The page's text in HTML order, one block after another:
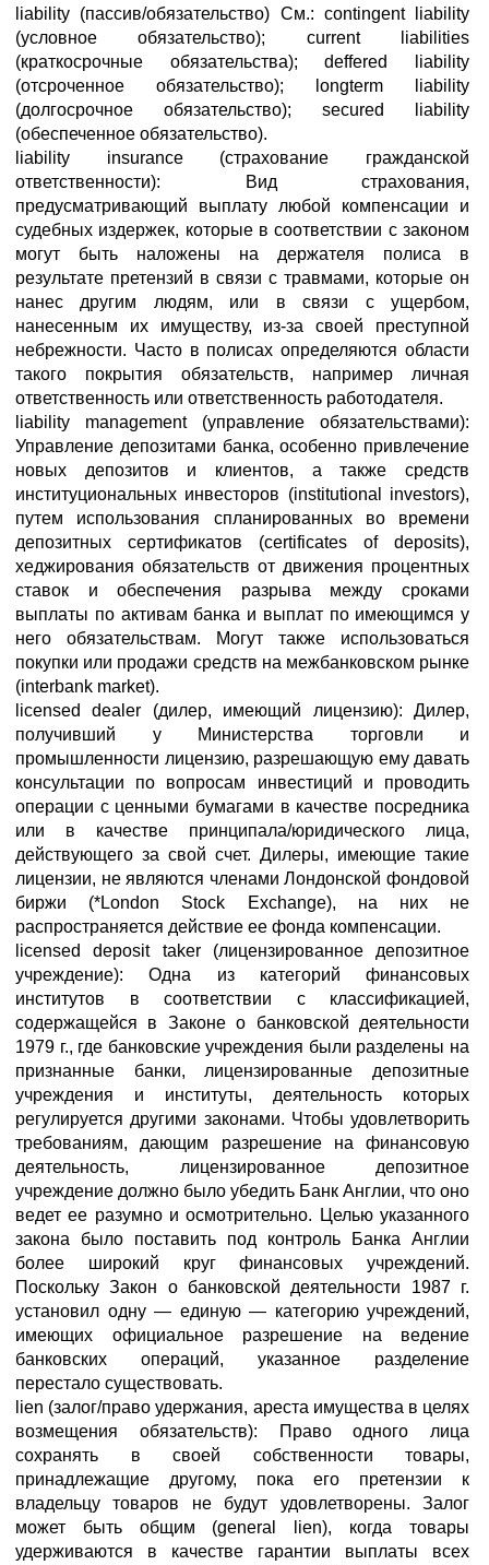
liability (пассив/обязательство) См.: contingent liability
(условное обязательство); current liabilities
(краткосрочные обязательства); deffered liability
(отсроченное обязательство); longterm liability
(долгосрочное обязательство); secured liability
(обеспеченное обязательство).
liability insurance (страхование гражданской
ответственности): Вид страхования,
предусматривающий выплату любой компенсации и
судебных издержек, которые в соответствии с законом
могут быть наложены на держателя полиса в
результате претензий в связи с травмами, которые он
нанес другим людям, или в связи с ущербом,
нанесенным их имуществу, из-за своей преступной
небрежности. Часто в полисах определяются области
такого покрытия обязательств, например личная
ответственность или ответственность работодателя.
liability management (управление обязательствами):
Управление депозитами банка, особенно привлечение
новых депозитов и клиентов, а также средств
институциональных инвесторов (institutional investors),
путем использования спланированных во времени
депозитных сертификатов (certificates of deposits),
хеджирования обязательств от движения процентных
ставок и обеспечения разрыва между сроками
выплаты по активам банка и выплат по имеющимся у
него обязательствам. Могут также использоваться
покупки или продажи средств на межбанковском рынке
(interbank market).
licensed dealer (дилер, имеющий лицензию): Дилер,
получивший у Министерства торговли и
промышленности лицензию, разрешающую ему давать
консультации по вопросам инвестиций и проводить
операции с ценными бумагами в качестве посредника
или в качестве принципала/юридического лица,
действующего за свой счет. Дилеры, имеющие такие
лицензии, не являются членами Лондонской фондовой
биржи (*London Stock Exchange), на них не
распространяется действие ее фонда компенсации.
licensed deposit taker (лицензированное депозитное
учреждение): Одна из категорий финансовых
институтов в соответствии с классификацией,
содержащейся в Законе о банковской деятельности
1979 г., где банковские учреждения были разделены на
признанные банки, лицензированные депозитные
учреждения и институты, деятельность которых
регулируется другими законами. Чтобы удовлетворить
требованиям, дающим разрешение на финансовую
деятельность, лицензированное депозитное
учреждение должно было убедить Банк Англии, что оно
ведет ее разумно и осмотрительно. Целью указанного
закона было поставить под контроль Банка Англии
более широкий круг финансовых учреждений.
Поскольку Закон о банковской деятельности 1987 г.
установил одну — единую — категорию учреждений,
имеющих официальное разрешение на ведение
банковских операций, указанное разделение
перестало существовать.
lien (залог/право удержания, ареста имущества в целях
возмещения обязательств): Право одного лица
сохранять в своей собственности товары,
принадлежащие другому, пока его претензии к
владельцу товаров не будут удовлетворены. Залог
может быть общим (general lien), когда товары
удерживаются в качестве гарантии выплаты всех